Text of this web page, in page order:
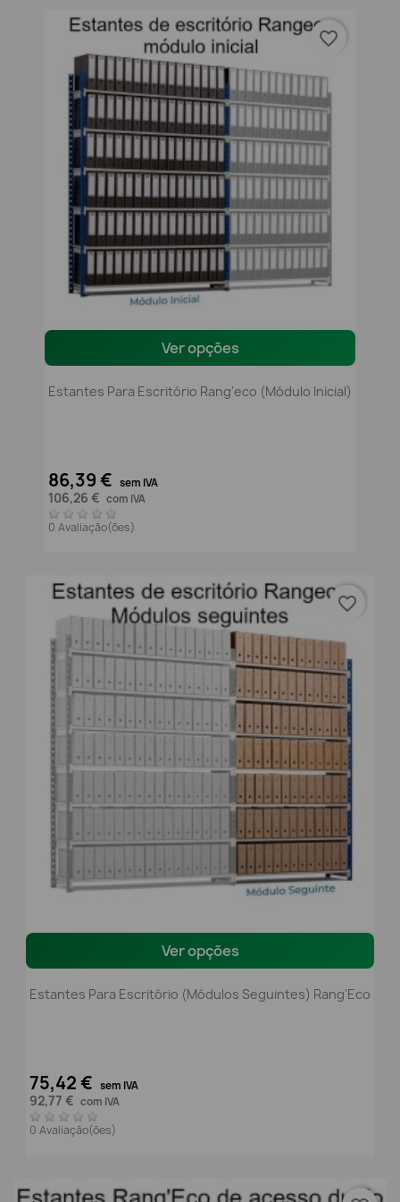
Ver opções
Estantes Para Escritório Rang'eco (módulo Inicial)
86,39 € sem IVA
106,26 € com IVA
0 Avaliação(ões)
favorite_border
Ver opções
Estantes Para Escritório (módulos Seguintes) Rang'Eco
75,42 € sem IVA
92,77 € com IVA
0 Avaliação(ões)
favorite_border